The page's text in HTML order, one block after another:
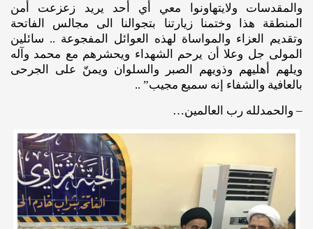
والمقدسات ولايتهاونوا معي أي أحد يريد زعزعت أمن
المنطقة هذا وختمنا زيارتنا بتجوالنا الى مجالس الفاتحة
وتقديم العزاء والمواساة لهذه العوائل المفجوعة .. سائلين
المولى جل وعلا أن يرحم الشهداء ويحشرهم مع محمد وآله
ويلهم أهليهم وذويهم الصبر والسلوان ويمنّ على الجرحى
بالعافية والشفاء إنه سميع مجيب” ..
– والحمدلله رب العالمين…